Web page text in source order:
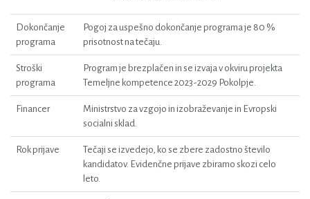
Dokončanje
programa
Pogoj za uspešno dokončanje programa je 80 %
prisotnost na tečaju.
Stroški
programa
Program je brezplačen in se izvaja v okviru projekta
Temeljne kompetence 2023-2029 Pokolpje.
Financer
Ministrstvo za vzgojo in izobraževanje in Evropski
socialni sklad.
Rok prijave
Tečaji se izvedejo, ko se zbere zadostno število
kandidatov. Evidenčne prijave zbiramo skozi celo
leto.